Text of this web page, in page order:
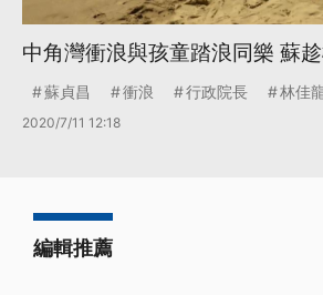
中角灣衝浪與孩童踏浪同樂 蘇
蘇貞昌 衝浪 行政院長 林佳
2020/7/11 12:18
編輯推薦